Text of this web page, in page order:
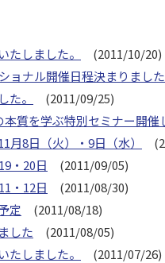
たしました。
(2011/10/20)
ョナル開催日程決まりました
た。
(2011/09/25)
質を学ぶ特別セミナー開催
月8日（火）・9日（水）
・20日 (2011/09/05)
・12日 (2011/08/30)
定 (2011/08/18)
した (2011/08/05)
たしました。
(2011/07/26)